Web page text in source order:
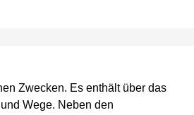
Zwecken. Es enthält über das
Wege. Neben den